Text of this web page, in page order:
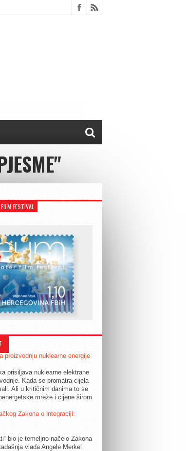
FESTIVAL
proizvodnju nuklearne energije
prisiljava nuklearne elektrane
Kada se promatra cijela
Ali u kritičnim danima to se
mreže i cijene širom
Zakona o integraciji:
bio je temeljno načelo Zakona
vlada Angele Merkel